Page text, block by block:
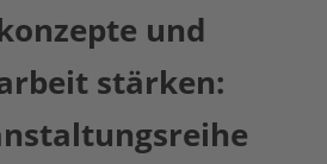
und
stärken: